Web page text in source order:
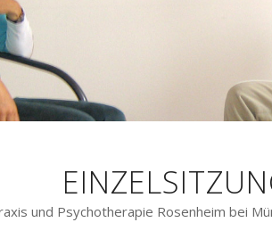
und Psychotherapie Rosenheim bei